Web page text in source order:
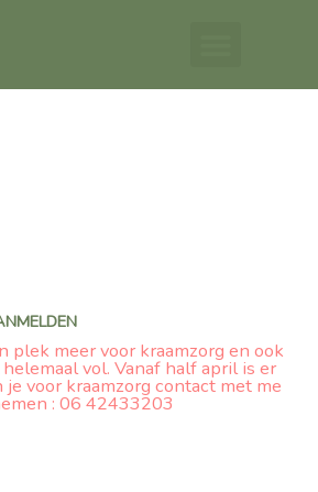
plek meer voor kraamzorg en ook
vol. Vanaf half april is er
voor kraamzorg contact met me
: 06 42433203